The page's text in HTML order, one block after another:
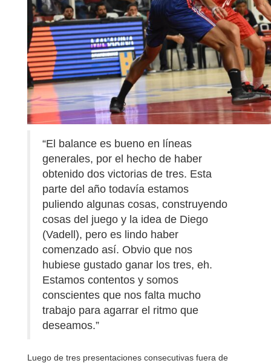
“El balance es bueno en líneas
generales, por el hecho de haber
obtenido dos victorias de tres. Esta
parte del año todavía estamos
puliendo algunas cosas, construyendo
cosas del juego y la idea de Diego
(Vadell), pero es lindo haber
comenzado así. Obvio que nos
hubiese gustado ganar los tres, eh.
Estamos contentos y somos
conscientes que nos falta mucho
trabajo para agarrar el ritmo que
deseamos.”
Luego de tres presentaciones consecutivas fuera de